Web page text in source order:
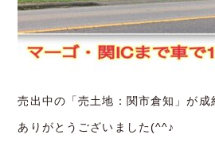
売出中の「売土地：関市倉知」が成
ありがとうございました(^^♪